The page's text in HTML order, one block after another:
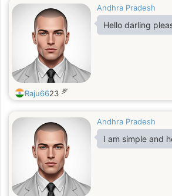
Andhra Pradesh
Hello darling
Raju6623 岁
Andhra Pradesh
I am simple and